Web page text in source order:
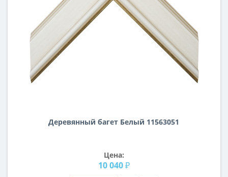
Деревянный багет Белый 11563051
Цена:
10 040 ₽